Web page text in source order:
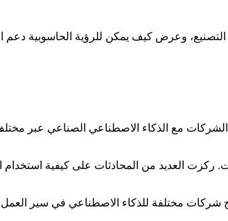
مع الذكاء الاصطناعي الصناعي عبر
العديد من المحادثات على كيفية استخدام